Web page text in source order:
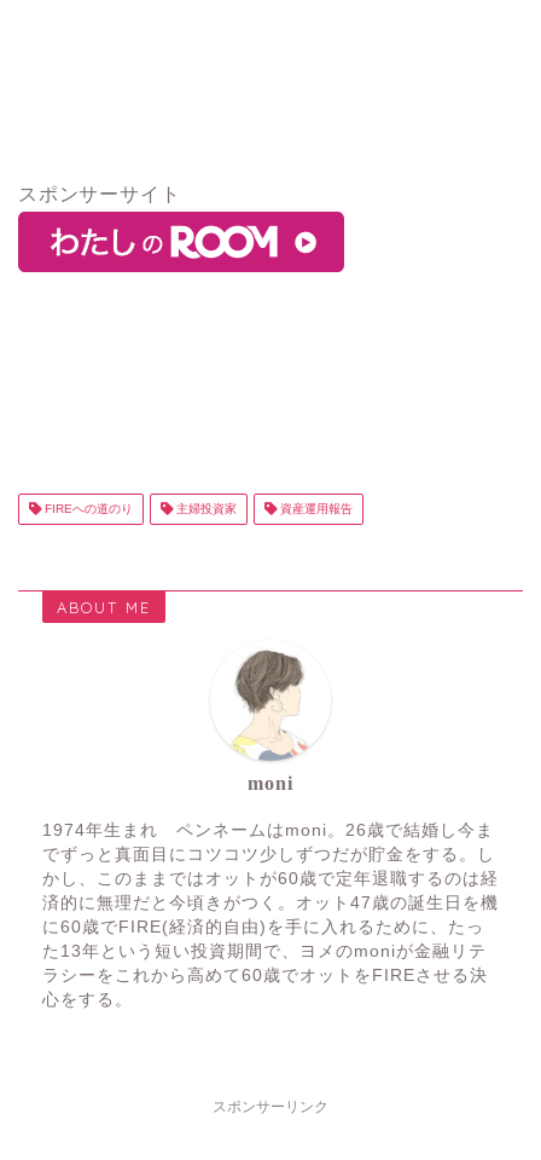
スポンサーサイト
FIREへの道のり 主婦投資家 資産運用報告
ABOUT ME
moni
1974年生まれ ペンネームはmoni。26歳で結婚し今ま
でずっと真面目にコツコツ少しずつだが貯金をする。し
かし、このままではオットが60歳で定年退職するのは経
済的に無理だと今頃きがつく。オット47歳の誕生日を機
に60歳でFIRE(経済的自由)を手に入れるために、たっ
た13年という短い投資期間で、ヨメのmoniが金融リテ
ラシーをこれから高めて60歳でオットをFIREさせる決
心をする。
スポンサーリンク